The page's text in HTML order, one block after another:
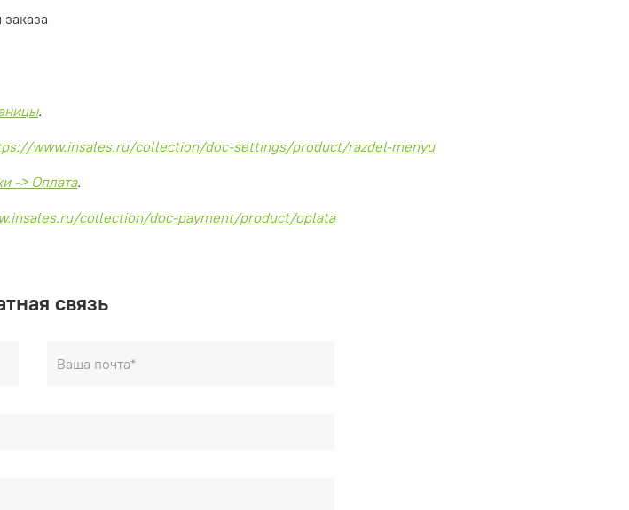
.
www.insales.ru/collection/doc-settings/product/razdel-menyu
-> Оплата.
collection/doc-payment/product/oplata
связь